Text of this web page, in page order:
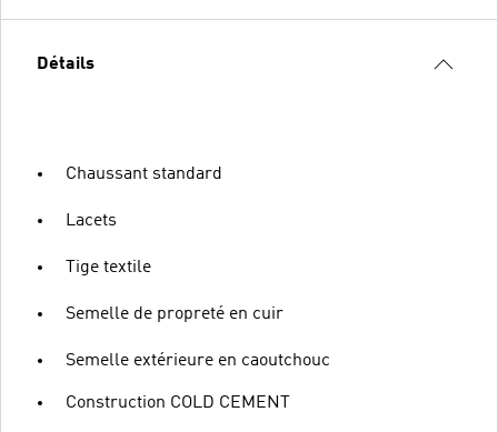
Détails
Chaussant standard
Lacets
Tige textile
Semelle de propreté en cuir
Semelle extérieure en caoutchouc
Construction COLD CEMENT